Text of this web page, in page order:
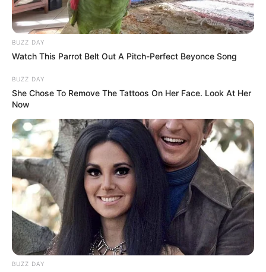
BUZZ DAY
Watch This Parrot Belt Out A Pitch-Perfect Beyonce Song
BUZZ DAY
She Chose To Remove The Tattoos On Her Face. Look At Her
Now
BUZZ DAY